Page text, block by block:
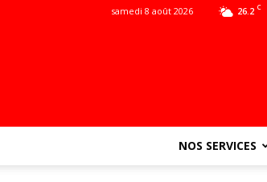
26.2 C
samedi 8 août 2026
NOS SERVICES